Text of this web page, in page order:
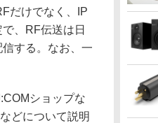
だけでなく、IP
、RF伝送は日
する。なお、一
ショップな
どについて説明